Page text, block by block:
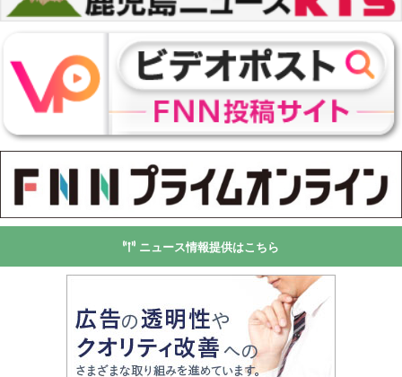
ニュース情報提供はこちら